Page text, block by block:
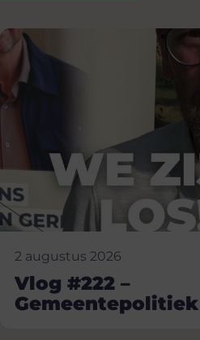
2 augustus 2026
Vlog #222 –